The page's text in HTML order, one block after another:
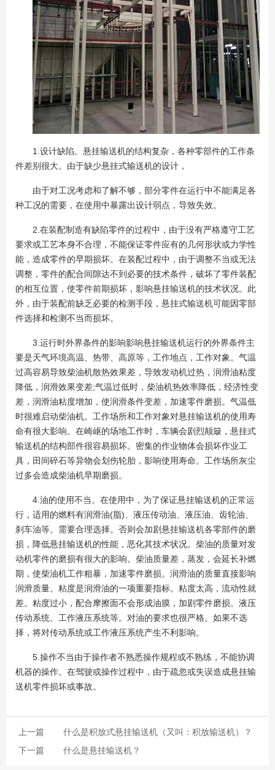
1.设计缺陷。悬挂输送机的结构复杂，各种零部件的工作条
件差别很大。由于缺少悬挂式输送机的设计，
由于对工况考虑和了解不够，部分零件在运行中不能满足各
种工况的需要，在使用中暴露出设计弱点，导致失效。
2.在装配制造有缺陷零件的过程中，由于没有严格遵守工艺
要求或工艺本身不合理，不能保证零件应有的几何形状或力学性
能，造成零件的早期损坏。在装配过程中，由于调整不当或无法
调整，零件的配合间隙达不到必要的技术条件，破坏了零件装配
的相互位置，使零件前期损坏，影响悬挂输送机的技术状况。此
外，由于装配前缺乏必要的检测手段，悬挂式输送机可能因零部
件选择和检测不当而损坏。
3.运行时外界条件的影响影响悬挂输送机运行的外界条件主
要是天气环境高温、热带、高原等，工作地点，工作对象。气温
过高容易导致柴油机散热效果差，导致发动机过热，润滑油粘度
降低，润滑效果变差;气温过低时，柴油机热效率降低，经济性变
差，润滑油粘度增加，使润滑条件变差，加速零件磨损。气温低
时很难启动柴油机。工作场所和工作对象对悬挂输送机的使用寿
命有很大影响。在崎岖的场地工作时，车辆会剧烈颠簸，悬挂式
输送机的结构部件很容易损坏。密集的作业物体会损坏作业工
具，田间碎石等异物会划伤轮胎，影响使用寿命。工作场所灰尘
过多会造成柴油机早期磨损。
4.油的使用不当。在使用中，为了保证悬挂输送机的正常运
行，适用的燃料有润滑油(脂)、液压传动油、液压油、齿轮油、
刹车油等。需要合理选择。否则会加剧悬挂输送机各零部件的磨
损，降低悬挂输送机的性能，恶化其技术状况。柴油的质量对发
动机零件的磨损有很大的影响。柴油质量差，蒸发，会延长补燃
期，使柴油机工作粗暴，加速零件磨损。润滑油的质量直接影响
润滑质量。粘度是润滑油的一项重要指标。粘度太高，流动性就
差。粘度过小，配合摩擦面不会形成油膜，加剧零件磨损。液压
传动系统、工作液压系统等。对油的要求也很严格。如果不选
择，将对传动系统或工作液压系统产生不利影响。
5.操作不当由于操作者不熟悉操作规程或不熟练，不能协调
机器的操作。在驾驶或操作过程中，由于疏忽或失误造成悬挂输
送机零件损坏或事故。
上一篇
什么是积放式悬挂输送机（又叫：积放输送机）？
下一篇
什么是悬挂输送机？